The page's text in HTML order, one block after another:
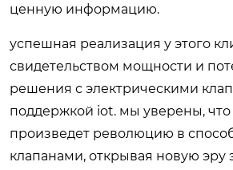
ценную информацию.
успешная реализация у этого
свидетельством мощности и
решения с электрическими
поддержкой iot. мы уверены, что
произведет революцию в
клапанами, открывая новую эру